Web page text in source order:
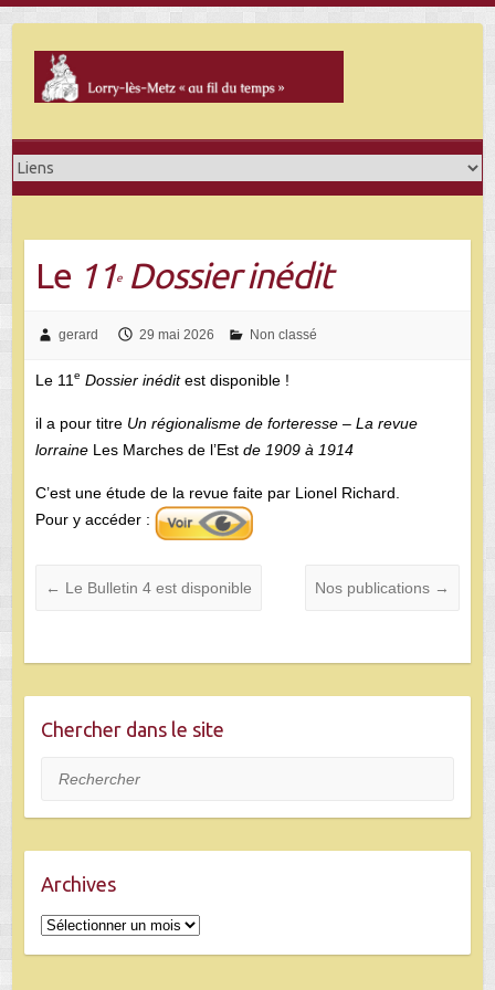
content
Le 11eDossier inédit
gerard 29 mai 2026 Non classé
Le 11 e Dossier inéditest disponible !
il a pour titre Un régionalisme de forteresse – La revue
lorraine Les Marches de l’Estde 1909 à 1914
C’est une étude de la revue faite par Lionel Richard.
Pour y accéder :
← Le Bulletin 4 est disponible Nos publications →
Chercher dans le site
Rechercher
Archives
Archives